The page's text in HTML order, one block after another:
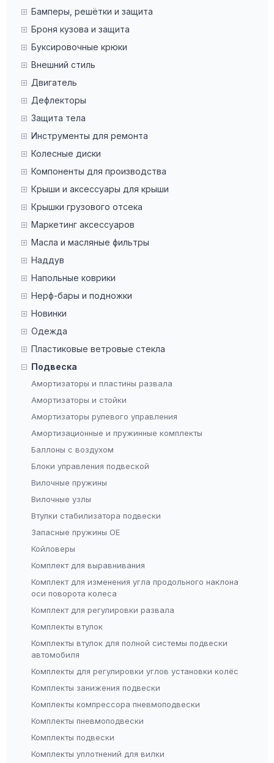
Бамперы, решётки и защита
Броня кузова и защита
Буксировочные крюки
Внешний стиль
Двигатель
Дефлекторы
Защита тела
Инструменты для ремонта
Колесные диски
Компоненты для производства
Крыши и аксессуары для крыши
Крышки грузового отсека
Маркетинг аксессуаров
Масла и масляные фильтры
Наддув
Напольные коврики
Нерф-бары и подножки
Новинки
Одежда
Пластиковые ветровые стекла
Подвеска
Амортизаторы и пластины развала
Амортизаторы и стойки
Амортизаторы рулевого управления
Амортизационные и пружинные комплекты
Баллоны с воздухом
Блоки управления подвеской
Вилочные пружины
Вилочные узлы
Втулки стабилизатора подвески
Запасные пружины OE
Койловеры
Комплект для выравнивания
Комплект для изменения угла продольного наклона
оси поворота колеса
Комплект для регулировки развала
Комплекты втулок
Комплекты втулок для полной системы подвески
автомобиля
Комплекты для регулировки углов установки колёс
Комплекты занижения подвески
Комплекты компрессора пневмоподвески
Комплекты пневмоподвески
Комплекты подвески
Комплекты уплотнений для вилки